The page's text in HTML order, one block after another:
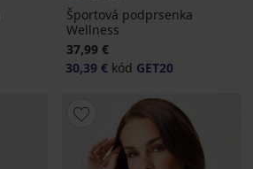
Športová podprsenka
Wellness
37,99 €
30,39 € kód GET20